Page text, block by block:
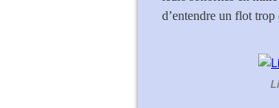
d’entendre un flot